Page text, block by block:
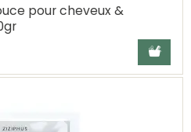
pour cheveux &
Ajouter